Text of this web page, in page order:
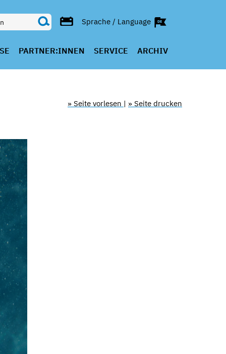
Sprache / Language
PARTNER:INNEN SERVICE ARCHIV
» Seite vorlesen | » Seite drucken